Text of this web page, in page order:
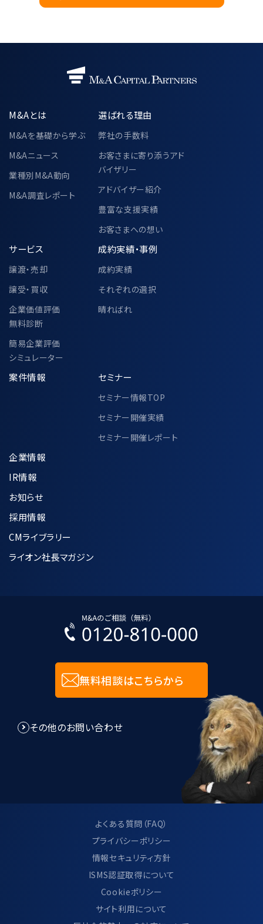
M&Aとは
M&Aを基礎から学ぶ
M&Aニュース
業種別M&A動向
M&A調査レポート
選ばれる理由
弊社の手数料
お客さまに寄り添うアド
バイザリー
アドバイザー紹介
豊富な支援実績
お客さまへの想い
サービス
譲渡・売却
譲受・買収
企業価値評価
無料診断
簡易企業評価
シミュレーター
成約実績・事例
成約実績
それぞれの選択
晴ればれ
案件情報 セミナー
セミナー情報TOP
セミナー開催実績
セミナー開催レポート
企業情報
IR情報
お知らせ
採用情報
CMライブラリー
ライオン社長マガジン
無料相談はこちらから
その他のお問い合わせ
よくある質問（FAQ）
プライバシーポリシー
情報セキュリティ方針
ISMS認証取得について
Cookieポリシー
サイト利用について